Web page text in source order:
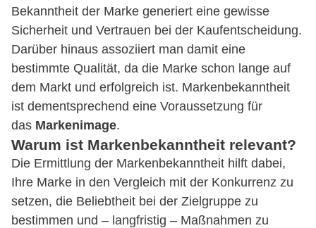
Bekanntheit der Marke generiert eine gewisse
Sicherheit und Vertrauen bei der Kaufentscheidung.
Darüber hinaus assoziiert man damit eine
bestimmte Qualität, da die Marke schon lange auf
dem Markt und erfolgreich ist. Markenbekanntheit
ist dementsprechend eine Voraussetzung für
das Markenimage.
Warum ist Markenbekanntheit relevant?
Die Ermittlung der Markenbekanntheit hilft dabei,
Ihre Marke in den Vergleich mit der Konkurrenz zu
setzen, die Beliebtheit bei der Zielgruppe zu
bestimmen und – langfristig – Maßnahmen zu